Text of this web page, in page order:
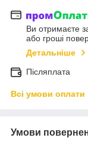
Ви отримаєте
або гроші
Детальніше
Післяплата
Всі умови оплати
Умови